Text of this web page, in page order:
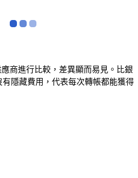
商進行比較，差異顯而易見。比銀
隱藏費用，代表每次轉帳都能獲得